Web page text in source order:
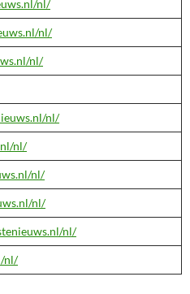
nl/
nl/
nl/
nl/
nl/
nl/
nl/
nl/
nl/